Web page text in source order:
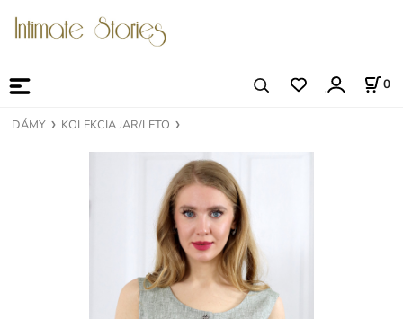
0
DÁMY KOLEKCIA JAR/LETO